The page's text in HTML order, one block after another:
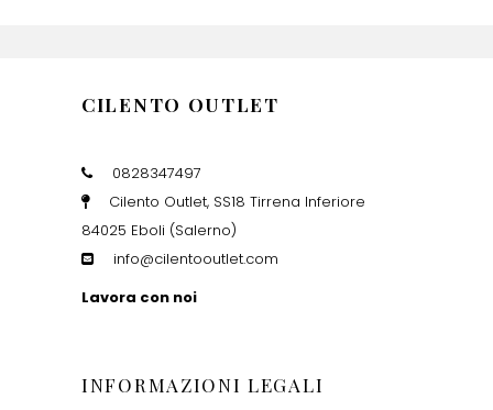
CILENTO OUTLET
0828347497
Cilento Outlet, SS18 Tirrena Inferiore
84025 Eboli (Salerno)
info@cilentooutlet.com
Lavora con noi
INFORMAZIONI LEGALI